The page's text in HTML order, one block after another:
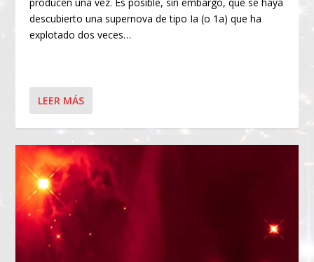
descubierto una supernova de tipo Ia (o 1a) que ha
explotado dos veces…
LEER MÁS